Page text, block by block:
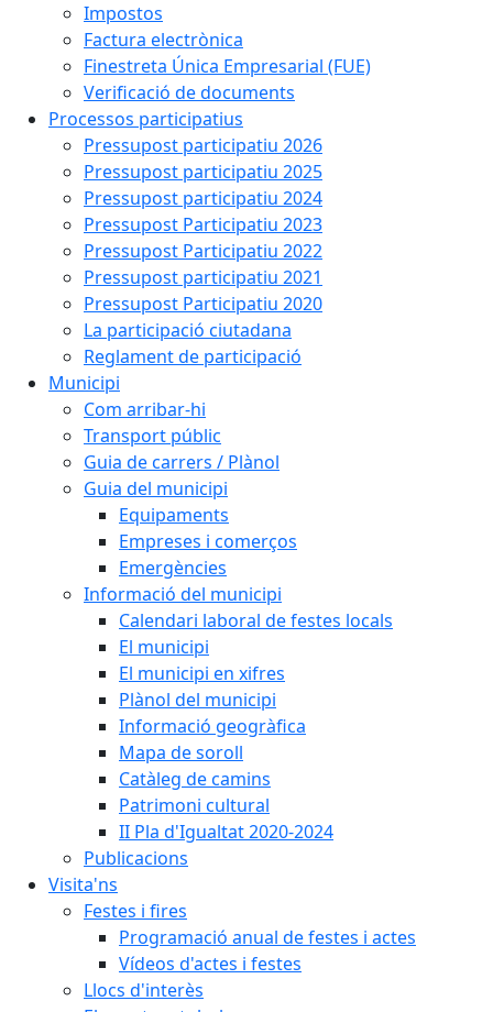
Impostos
Factura electrònica
Finestreta Única Empresarial (FUE)
Verificació de documents
Processos participatius
Pressupost participatiu 2026
Pressupost participatiu 2025
Pressupost participatiu 2024
Pressupost Participatiu 2023
Pressupost Participatiu 2022
Pressupost participatiu 2021
Pressupost Participatiu 2020
La participació ciutadana
Reglament de participació
Municipi
Com arribar-hi
Transport públic
Guia de carrers / Plànol
Guia del municipi
Equipaments
Empreses i comerços
Emergències
Informació del municipi
Calendari laboral de festes locals
El municipi
El municipi en xifres
Plànol del municipi
Informació geogràfica
Mapa de soroll
Catàleg de camins
Patrimoni cultural
II Pla d'Igualtat 2020-2024
Publicacions
Visita'ns
Festes i fires
Programació anual de festes i actes
Vídeos d'actes i festes
Llocs d'interès